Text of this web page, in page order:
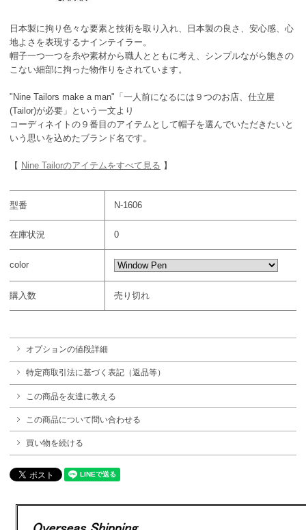
日本製に拘り色々な要素と技術を取り入れ、日本製の良さ、安心感、心
地よさを表現するナインテイラー。
帽子一つ一つを糸や素材から職人とともに考え、シンプルながら飽きの
こない細部に拘った物作りをされています。
"Nine Tailors make a man"「一人前になるには９つのお店、仕立屋
(Tailor)が必要」という一文より
コーディネイトの９番目のアイテムとして帽子を選んでいただきたいと
いう思いを込めたブランド名です。
【 Nine Tailorのアイテムをすべて見る 】
型番 N-1606
在庫状況 0
color
購入数 売り切れ
オプションの値段詳細
特定商取引法に基づく表記（返品等）
この商品を友達に教える
この商品について問い合わせる
買い物を続ける